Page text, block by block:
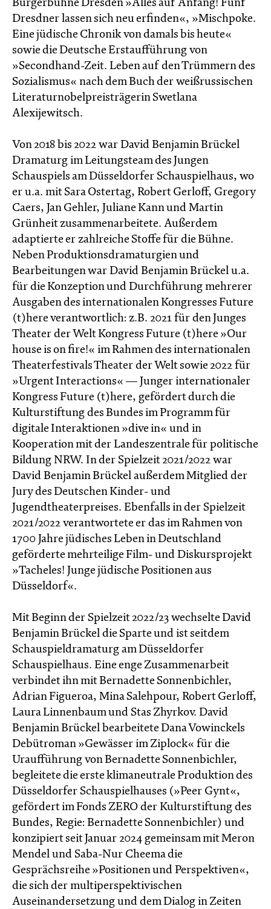
Bürgerbühne Dresden »Alles auf Anfang! Fünf
Dresdner lassen sich neu erfinden«, »Mischpoke.
Eine jüdische Chronik von damals bis heute«
sowie die Deutsche Erstaufführung von
»Secondhand-Zeit. Leben auf den Trümmern des
Sozialismus« nach dem Buch der weißrussischen
Literaturnobelpreisträgerin Swetlana
Alexijewitsch.
Von 2018 bis 2022 war David Benjamin Brückel
Dramaturg im Leitungsteam des Jungen
Schauspiels am Düsseldorfer Schauspielhaus, wo
er u.a. mit Sara Ostertag, Robert Gerloff, Gregory
Caers, Jan Gehler, Juliane Kann und Martin
Grünheit zusammenarbeitete. Außerdem
adaptierte er zahlreiche Stoffe für die Bühne.
Neben Produktionsdramaturgien und
Bearbeitungen war David Benjamin Brückel u.a.
für die Konzeption und Durchführung mehrerer
Ausgaben des internationalen Kongresses Future
(t)here verantwortlich: z.B. 2021 für den Junges
Theater der Welt Kongress Future (t)here »Our
house is on fire!« im Rahmen des internationalen
Theaterfestivals Theater der Welt sowie 2022 für
»Urgent Interactions« — Junger internationaler
Kongress Future (t)here, gefördert durch die
Kulturstiftung des Bundes im Programm für
digitale Interaktionen »dive in« und in
Kooperation mit der Landeszentrale für politische
Bildung NRW. In der Spielzeit 2021/2022 war
David Benjamin Brückel außerdem Mitglied der
Jury des Deutschen Kinder- und
Jugendtheaterpreises. Ebenfalls in der Spielzeit
2021/2022 verantwortete er das im Rahmen von
1700 Jahre jüdisches Leben in Deutschland
geförderte mehrteilige Film- und Diskursprojekt
»Tacheles! Junge jüdische Positionen aus
Düsseldorf«.
Mit Beginn der Spielzeit 2022/23 wechselte David
Benjamin Brückel die Sparte und ist seitdem
Schauspieldramaturg am Düsseldorfer
Schauspielhaus. Eine enge Zusammenarbeit
verbindet ihn mit Bernadette Sonnenbichler,
Adrian Figueroa, Mina Salehpour, Robert Gerloff,
Laura Linnenbaum und Stas Zhyrkov. David
Benjamin Brückel bearbeitete Dana Vowinckels
Debütroman »Gewässer im Ziplock« für die
Uraufführung von Bernadette Sonnenbichler,
begleitete die erste klimaneutrale Produktion des
Düsseldorfer Schauspielhauses (»Peer Gynt«,
gefördert im Fonds ZERO der Kulturstiftung des
Bundes, Regie: Bernadette Sonnenbichler) und
konzipiert seit Januar 2024 gemeinsam mit Meron
Mendel und Saba-Nur Cheema die
Gesprächsreihe »Positionen und Perspektiven«,
die sich der multiperspektivischen
Auseinandersetzung und dem Dialog in Zeiten